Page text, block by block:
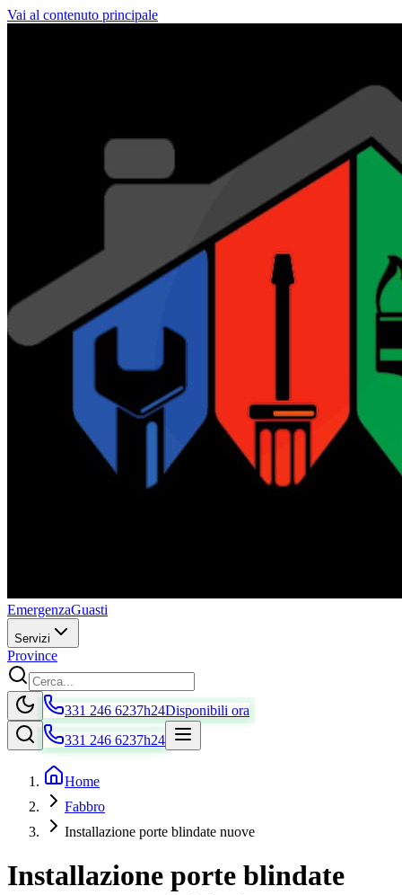
Vai al contenuto principale
EmergenzaGuasti
Servizi
Province
331 246 6237h24Disponibili ora
331 246 6237h24
Home
Fabbro
Installazione porte blindate nuove
Installazione porte blindate